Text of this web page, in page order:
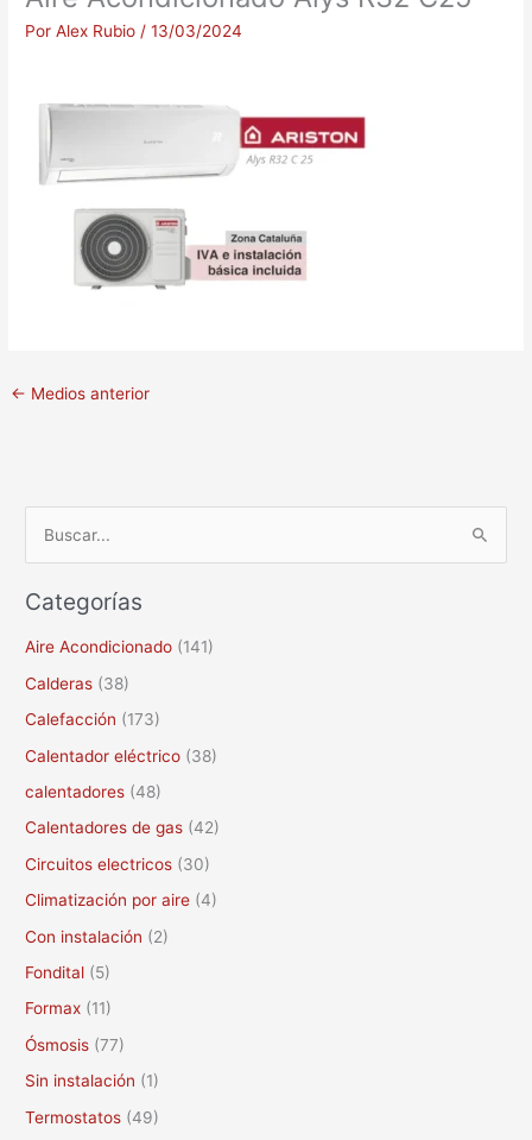
PorAlex Rubio /13/03/2024
← Medios anterior
s
c
o
r
:
Categorías
Aire Acondicionado (141)
Calderas (38)
Calefacción (173)
Calentador eléctrico (38)
calentadores (48)
Calentadores de gas (42)
Circuitos electricos (30)
Climatización por aire (4)
Con instalación (2)
Fondital (5)
Formax (11)
Ósmosis (77)
Sin instalación (1)
Termostatos (49)